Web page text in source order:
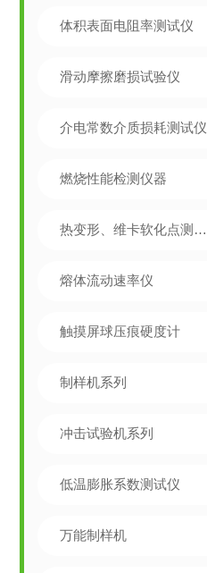
体积表面电阻率测试仪
滑动摩擦磨损试验仪
介电常数介质损耗测试仪
燃烧性能检测仪器
热变形、维卡软化点测定仪
熔体流动速率仪
触摸屏球压痕硬度计
制样机系列
冲击试验机系列
低温膨胀系数测试仪
万能制样机